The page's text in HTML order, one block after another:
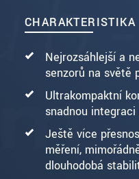
CHARAKTERISTIKA
Nejrozsáhlejší a
senzorů na světě
Ultrakompaktní
snadnou
Ještě více
měření,
dlouhodobá